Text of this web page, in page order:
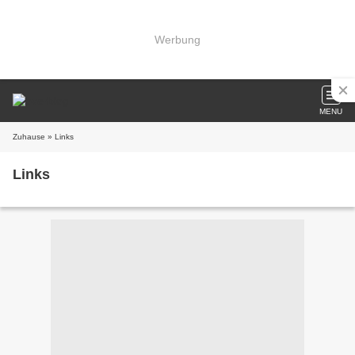
Werbung
MENU
Zuhause » Links
Links